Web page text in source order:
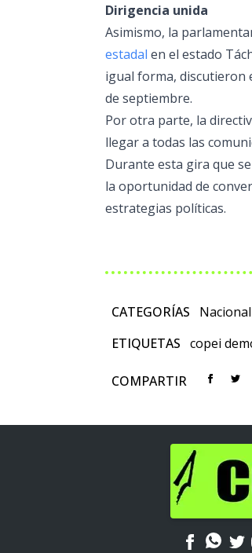
Dirigencia unida
Asimismo, la
estadal en el estado
igual forma, discutieron
de septiembre.
Por otra parte, la
llegar a todas las
Durante esta gira que
la oportunidad de
estrategias políticas.
CATEGORÍAS
Nacional
ETIQUETAS copei
COMPARTIR